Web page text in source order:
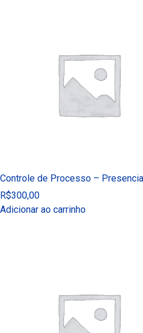
Controle de Processo –
R$300,00
Adicionar ao carrinho